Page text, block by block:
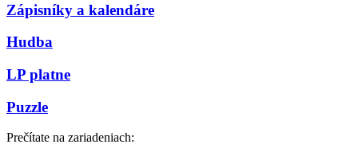
Zápisníky a kalendáre
Hudba
LP platne
Puzzle
Prečítate na zariadeniach: